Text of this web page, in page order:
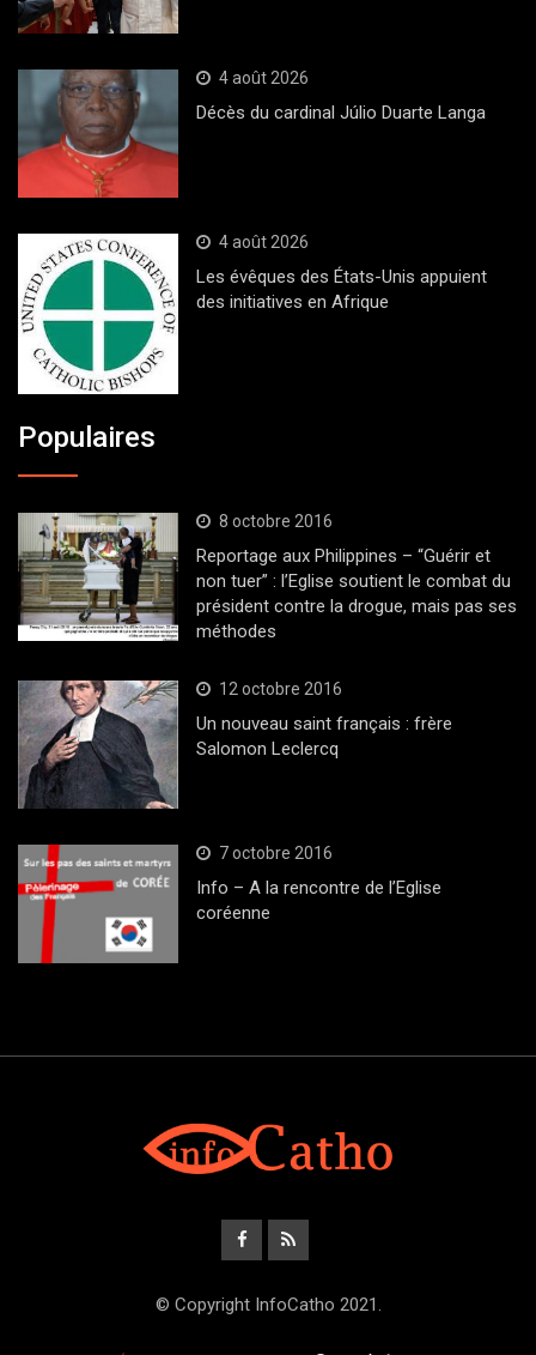
4 août 2026
Décès du cardinal Júlio Duarte Langa
4 août 2026
Les évêques des États-Unis appuient
des initiatives en Afrique
Populaires
8 octobre 2016
Reportage aux Philippines – “Guérir et
non tuer” : l’Eglise soutient le combat du
président contre la drogue, mais pas ses
méthodes
12 octobre 2016
Un nouveau saint français : frère
Salomon Leclercq
7 octobre 2016
Info – A la rencontre de l’Eglise
coréenne
© Copyright InfoCatho 2021.